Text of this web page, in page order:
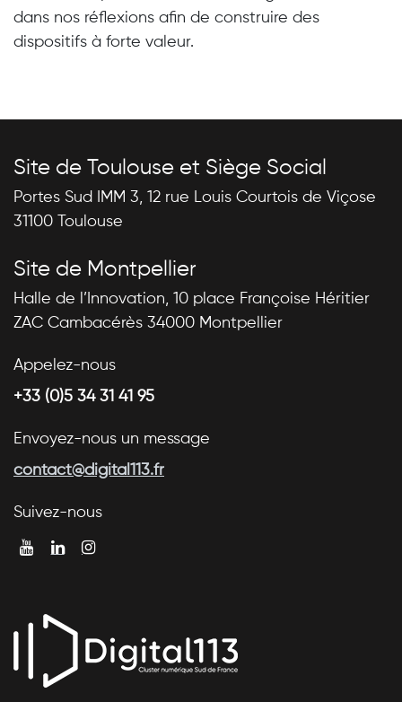
dans nos réflexions afin de construire des
dispositifs à forte valeur.
Site de Toulouse et Siège Social
Portes Sud IMM 3, 12 rue Louis Courtois de Viçose
31100 Toulouse
Site de Montpellier
Halle de l’Innovation, 10 place Françoise Héritier
ZAC Cambacérès 34000 Montpellier
Appelez-nous
+33 (0)5 34 31 41 95
Envoyez-nous un message
contact@digital113.fr
Suivez-nous